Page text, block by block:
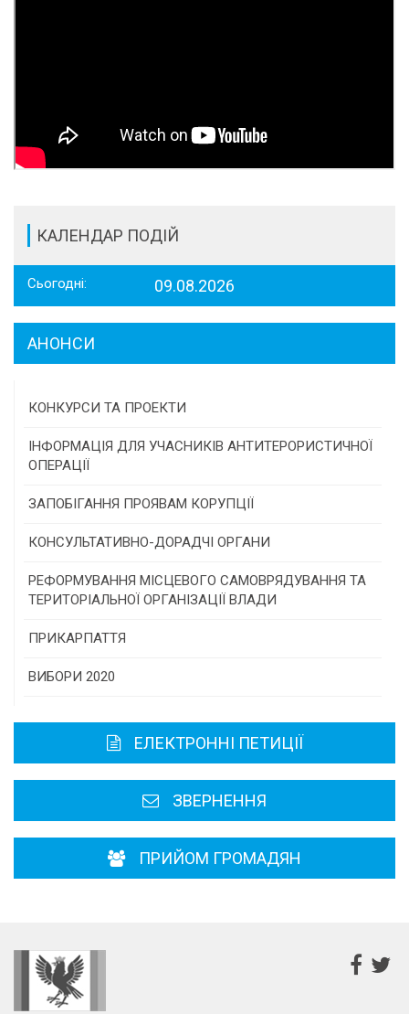
КАЛЕНДАР ПОДІЙ
Сьогодні: 09.08.2026
АНОНСИ
КОНКУРСИ ТА ПРОЕКТИ
Конкурс проектів та програм місцевого
самоврядування
Конкурс інститутів громадянського суспільства
Програми/конкурси МТД
ІНФОРМАЦІЯ ДЛЯ УЧАСНИКІВ АНТИТЕРОРИСТИЧНОЇ
ОПЕРАЦІЇ
ЗАПОБІГАННЯ ПРОЯВАМ КОРУПЦІЇ
КОНСУЛЬТАТИВНО-ДОРАДЧІ ОРГАНИ
Консультативна рада
РЕФОРМУВАННЯ МІСЦЕВОГО САМОВРЯДУВАННЯ ТА
ТЕРИТОРІАЛЬНОЇ ОРГАНІЗАЦІЇ ВЛАДИ
ПРИКАРПАТТЯ
Історична довідка
Районні, міські ради
ВИБОРИ 2020
ЕЛЕКТРОННІ ПЕТИЦІЇ
ЗВЕРНЕННЯ
ПРИЙОМ ГРОМАДЯН